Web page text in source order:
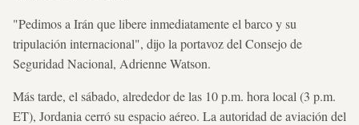
"Pedimos a Irán que libere inmediatamente el barco y su
tripulación internacional", dijo la portavoz del Consejo de
Seguridad Nacional, Adrienne Watson.
Más tarde, el sábado, alrededor de las 10 p.m. hora local (3 p.m.
ET), Jordania cerró su espacio aéreo. La autoridad de aviación del